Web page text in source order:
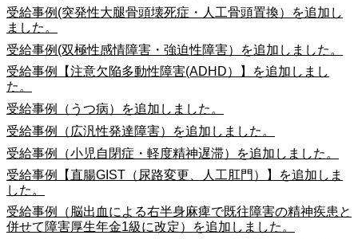
受給事例(突発性大腿骨頭壊死症・人工骨頭置換）を追加し
ました。
受給事例(双極性感情障害・強迫性障害）を追加しました。
受給事例【注意欠陥多動性障害(ADHD）】を追加しまし
た。
受給事例（うつ病）を追加しました。
受給事例（広汎性発達障害）を追加しました。
受給事例（小児自閉症・軽度精神遅滞）を追加しました。
受給事例【直腸GIST（尿路変更、人工肛門）】を追加しま
した。
受給事例（脳出血による右半身麻痺で既往障害の精神疾患と
併せて障害厚生年金1級に改定）を追加しました。